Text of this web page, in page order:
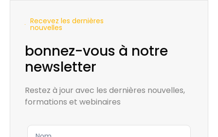
Recevez les dernières
nouvelles
bonnez-vous à notre
newsletter
Restez à jour avec les dernières nouvelles,
formations et webinaires